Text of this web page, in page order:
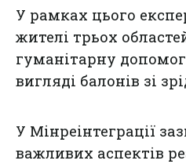
У рамках цього
жителі трьох
гуманітарну
вигляді балонів зі
У Мінреінтеграції
важливих аспектів